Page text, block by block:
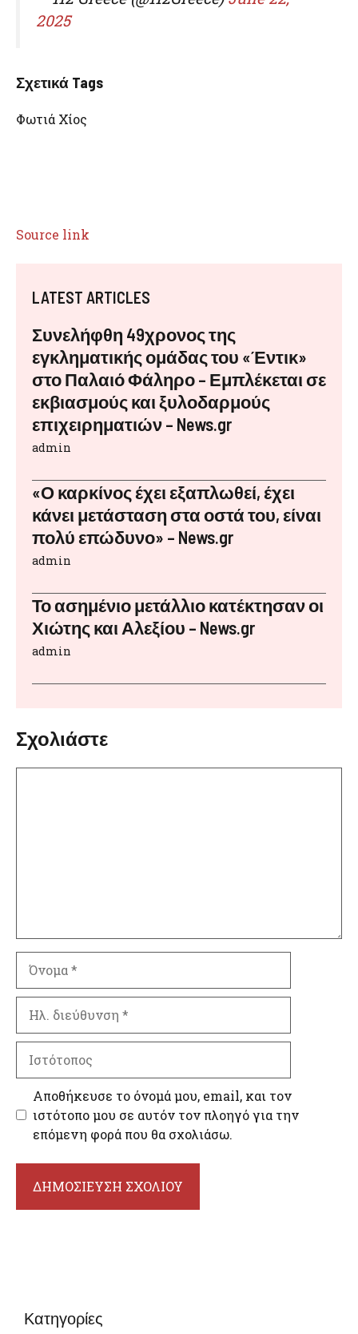
2025
Σχετικά Tags
Φωτιά Χίος
Source link
LATEST ARTICLES
Συνελήφθη 49χρονος της
εγκληματικής ομάδας του «Έντικ»
στο Παλαιό Φάληρο – Εμπλέκεται σε
εκβιασμούς και ξυλοδαρμούς
επιχειρηματιών – News.gr
admin
«Ο καρκίνος έχει εξαπλωθεί, έχει
κάνει μετάσταση στα οστά του, είναι
πολύ επώδυνο» – News.gr
admin
Το ασημένιο μετάλλιο κατέκτησαν οι
Χιώτης και Αλεξίου – News.gr
admin
Σχολιάστε
διεύθυνση
Αποθήκευσε το όνομά μου, email, και τον
ιστότοπο μου σε αυτόν τον πλοηγό για την
επόμενη φορά που θα σχολιάσω.
Κατηγορίες